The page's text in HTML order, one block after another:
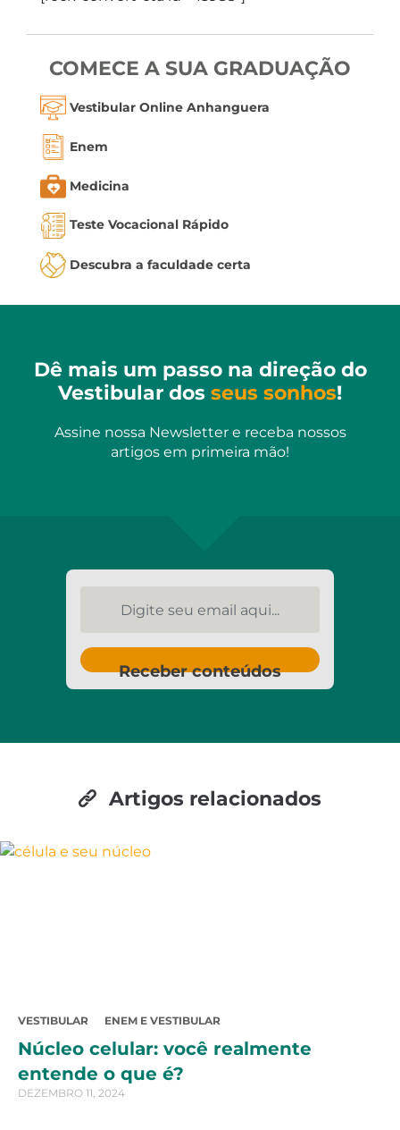
COMECE A SUA GRADUAÇÃO
Vestibular Online Anhanguera
Enem
Medicina
Teste Vocacional Rápido
Descubra a faculdade certa
Dê mais um passo na direção do
Vestibular dos seus sonhos!
Assine nossa Newsletter e receba nossos
artigos em primeira mão!
Receber conteúdos
Artigos relacionados
VESTIBULAR ENEM E VESTIBULAR
Núcleo celular: você realmente
entende o que é?
DEZEMBRO 11, 2024